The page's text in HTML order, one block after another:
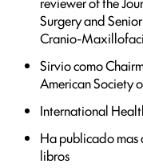
Surgery and
Cranio-
Sirvio como
American Society
International
Ha publicado mas
libros